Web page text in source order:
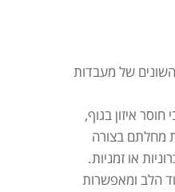
של מעבדות
איזון בגוף,
מחלתם בצורה
או זמניות.
הלב ומאפשרות